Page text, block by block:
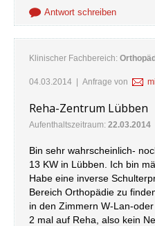
Antwort schreiben
Klinischer Fachbereich:
04.03.2014 | Anfrage von
Reha-Zentrum Lübben
Aufenthaltszeitraum: 22.03.2014
Bin sehr wahrscheinlich-
13 KW in Lübben. Ich bin
Habe eine inverse
Bereich Orthopädie zu
in den Zimmern W-Lan-
2 mal auf Reha, also kein